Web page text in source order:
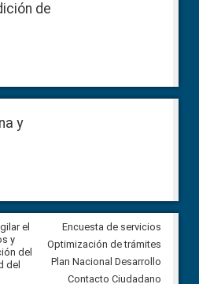
de
y
el
y
del
del
Veeduría Ciudadana para
construcción del asfaltado de
Ballenita del cantón Santa
Encuesta de servicios
Optimización de trámites
Plan Nacional Desarrollo
Contacto Ciudadano